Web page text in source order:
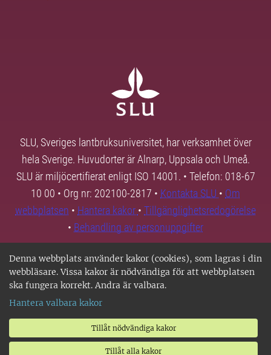
Denna webbplats använder kakor (cookies), som lagras i din
webbläsare. Vissa kakor är nödvändiga för att webbplatsen
ska fungera korrekt. Andra är valbara.
Hantera valbara kakor
Tillåt nödvändiga kakor
Tillåt alla kakor
SLU, Sveriges lantbruksuniversitet, har verksamhet över
hela Sverige. Huvudorter är Alnarp, Uppsala och Umeå.
SLU är miljöcertifierat enligt ISO 14001. • Telefon: 018-67
10 00 • Org nr: 202100-2817 • Kontakta SLU • Om
webbplatsen • Hantera kakor • Tillgänglighetsredogörelse
• Behandling av personuppgifter